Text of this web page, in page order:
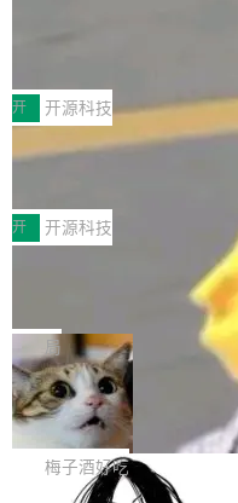
MPComm将作为一种传输引
ENT，实现零拷贝传输性能
传输性能最高提升5倍。
于自研UCL-Engine通信引
持续开源更多基于UCL-
件。 腾讯网平团队在UCL-
个独立于业务线程的全局通
型案例入选名单》，深信服“
开源 AI 编程平台 CoStrict 应
创新与落地成效成功入选。
助力企业AI研发安全落地 当
经开始引入 AI Coding 工具
型或企业内部部署模型提升
Coding 从个人辅助工具逐
级应用，企业在规模化落地
可控性和代码质量提出了更
安全与合规要求。对于大多
有云模型能够满足快速试用
但对于金融、能源、医疗等
开 开源科技
深信服AI算力网关入选工
前不久，工业和信息化部正
智能应用典型案例名单》，
各领域的应用成果，覆盖技
产品应用、支撑保障、专题
AI算力网关（AI创新平台）
各业的Agent走向规模化建
渐丰富，用户关注的重点也
让AI用起来，还要进一步看
Token花在哪里、算力是否
续增长的AI成本该如何优化
正是围绕这些实际问题，从
开 开源科技
Jeff Dean 离开 Google
束，一个实验室的开始
Google 员工编号 20。
Bigtable 作者之一。
Gemini 的架构师。Google
ean 在 Google 工作了 27
不是一个人走。一同离开的
wat（Google 员工编号 23
年的编程搭档，
局
🔥 SolonCode v2026.8.4
字体可调、22 种语言、记
打开终端就能上岗的全中文
把「看得清、用母语、记得
齐。 SolonCode 是什么
梅子酒好吃